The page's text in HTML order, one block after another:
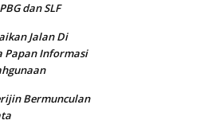
dan SLF
Jalan Di
Papan Informasi
Bermunculan